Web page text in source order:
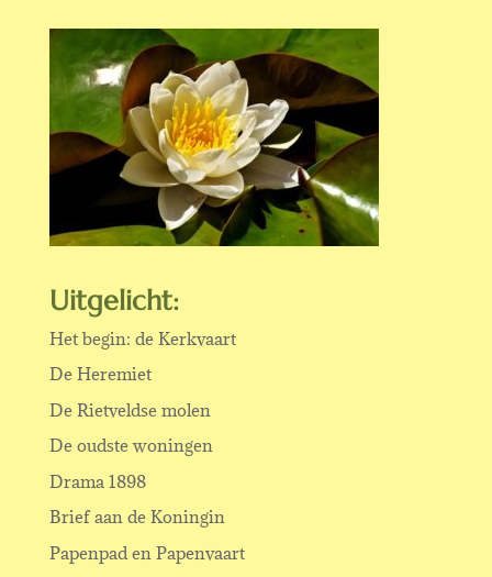
Uitgelicht:
Het begin: de Kerkvaart
De Heremiet
De Rietveldse molen
De oudste woningen
Drama 1898
Brief aan de Koningin
Papenpad en Papenvaart